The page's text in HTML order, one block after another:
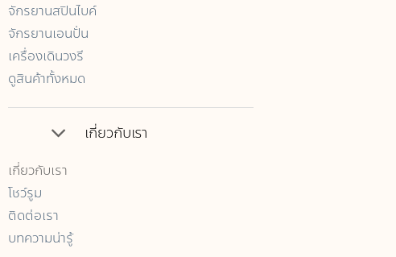
จักรยานสปินไบค์
จักรยานเอนปั่น
เครื่องเดินวงรี
ดูสินค้าทั้งหมด
เกี่ยวกับเรา
เกี่ยวกับเรา
โชว์รูม
ติดต่อเรา
บทความน่ารู้